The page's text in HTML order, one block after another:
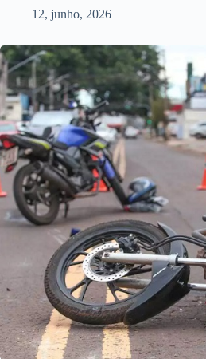
12, junho, 2026